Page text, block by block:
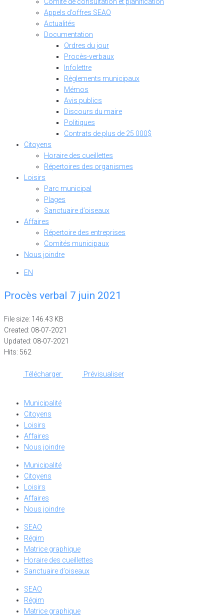
Appels d’offres SEAO
Actualités
Documentation
Ordres du jour
Procès-verbaux
Infolettre
Règlements municipaux
Mémos
Avis publics
Discours du maire
Politiques
Contrats de plus de 25 000$
Citoyens
Horaire des cueillettes
Répertoires des organismes
Loisirs
Parc municipal
Plages
Sanctuaire d’oiseaux
Affaires
Répertoire des entreprises
Comités municipaux
Nous joindre
EN
Procès verbal 7 juin 2021
File size: 146.43 KB
Created: 08-07-2021
Updated: 08-07-2021
Hits: 562
Télécharger Prévisualiser
Municipalité
Citoyens
Loisirs
Affaires
Nous joindre
Municipalité
Citoyens
Loisirs
Affaires
Nous joindre
SEAO
Régim
Matrice graphique
Horaire des cueillettes
Sanctuaire d’oiseaux
SEAO
Régim
Matrice graphique